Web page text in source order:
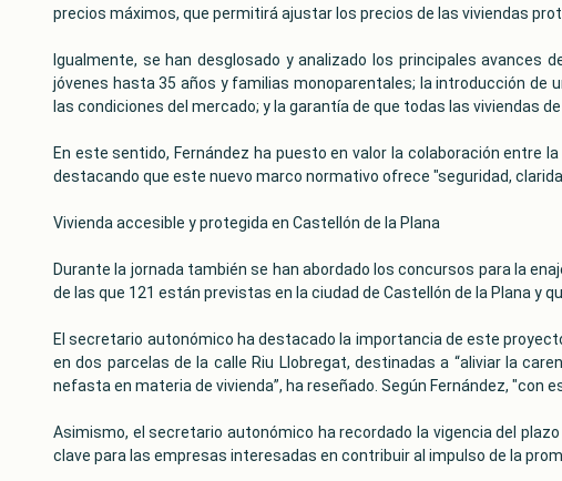
precios máximos, que permitirá ajustar los precios de las viviendas
Igualmente, se han desglosado y analizado los principales avances
jóvenes hasta 35 años y familias monoparentales; la introducción
las condiciones del mercado; y la garantía de que todas las viviendas
En este sentido, Fernández ha puesto en valor la colaboración entre
destacando que este nuevo marco normativo ofrece "seguridad,
Vivienda accesible y protegida en Castellón de la Plana
Durante la jornada también se han abordado los concursos para la
de las que 121 están previstas en la ciudad de Castellón de la Plana y
El secretario autonómico ha destacado la importancia de este
en dos parcelas de la calle Riu Llobregat, destinadas a “aliviar la
nefasta en materia de vivienda”, ha reseñado. Según Fernández,
Asimismo, el secretario autonómico ha recordado la vigencia del
clave para las empresas interesadas en contribuir al impulso de la